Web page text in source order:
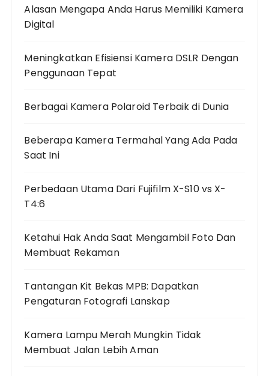
Alasan Mengapa Anda Harus Memiliki Kamera
Digital
Meningkatkan Efisiensi Kamera DSLR Dengan
Penggunaan Tepat
Berbagai Kamera Polaroid Terbaik di Dunia
Beberapa Kamera Termahal Yang Ada Pada
Saat Ini
Perbedaan Utama Dari Fujifilm X-S10 vs X-
T4:6
Ketahui Hak Anda Saat Mengambil Foto Dan
Membuat Rekaman
Tantangan Kit Bekas MPB: Dapatkan
Pengaturan Fotografi Lanskap
Kamera Lampu Merah Mungkin Tidak
Membuat Jalan Lebih Aman